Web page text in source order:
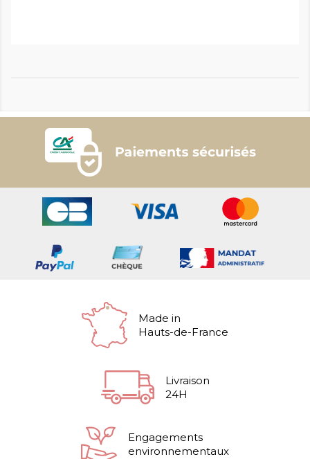
Made in
Hauts-de-France
Livraison
24H
Engagements
environnementaux